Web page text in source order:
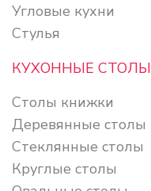
Угловые кухни
Стулья
КУХОННЫЕ СТОЛЫ
Столы книжки
Деревянные столы
Стеклянные столы
Круглые столы